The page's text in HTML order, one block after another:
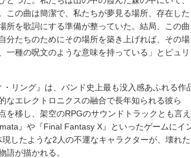
この曲は簡潔で、私たちが夢見る場所、存在した
所を歌詞にする準備が整っていた。結局、この曲
分たちのためにその場所を築き上げれば、その場
一種の呪文のような意味を持っている」とピュリ
リング』は、バンド史上最も没入感あふれる作
なエレクトロニクスの融合で長年知られる彼ら
移し、架空のRPGのサウンドトラックとも言え
』や『Final Fantasy X』といったゲームにイ
したような2人の不運なキャラクターが、壊れた
語が描かれる。